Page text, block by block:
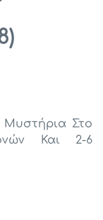
Μυστήρια Στο
Και 2-6